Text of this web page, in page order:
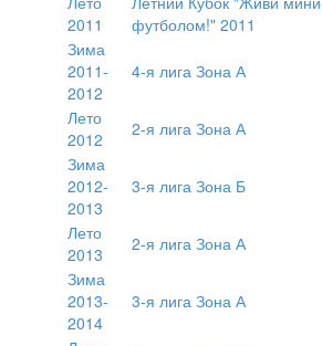
2011
футболом!" 2011
Зима
2011-
2012
4-я лига Зона А
Лето
2012
2-я лига Зона А
Зима
2012-
2013
3-я лига Зона Б
Лето
2013
2-я лига Зона А
Зима
2013-
2014
3-я лига Зона А